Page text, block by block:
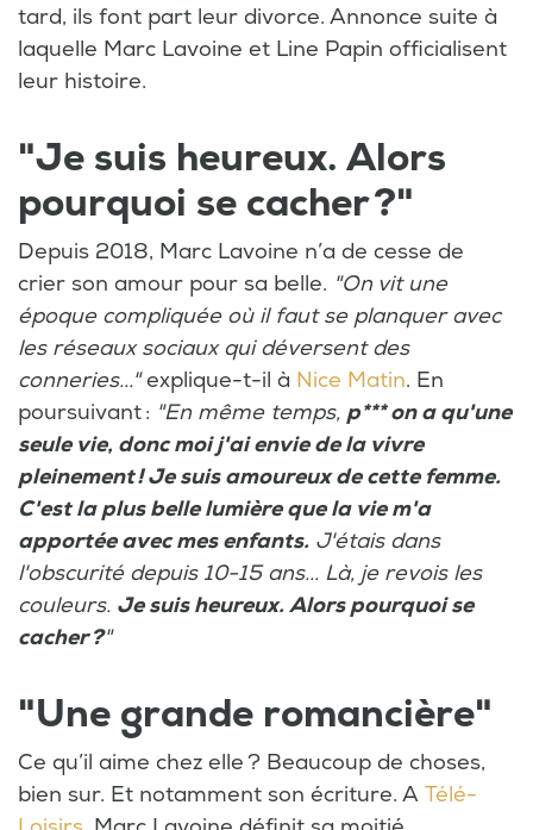
tard, ils font part leur divorce. Annonce suite à
laquelle Marc Lavoine et Line Papin officialisent
leur histoire.
"Je suis heureux. Alors
pourquoi se cacher ?"
Depuis 2018, Marc Lavoine n’a de cesse de
crier son amour pour sa belle. "On vit une
époque compliquée où il faut se planquer avec
les réseaux sociaux qui déversent des
conneries..."explique-t-il à Nice Matin. En
poursuivant : "En même temps, p*** on a qu'une
seule vie, donc moi j'ai envie de la vivre
pleinement ! Je suis amoureux de cette femme.
C'est la plus belle lumière que la vie m'a
apportée avec mes enfants. J'étais dans
l'obscurité depuis 10-15 ans... Là, je revois les
couleurs. Je suis heureux. Alors pourquoi se
cacher ?"
"Une grande romancière"
Ce qu’il aime chez elle ? Beaucoup de choses,
bien sur. Et notamment son écriture. A Télé-